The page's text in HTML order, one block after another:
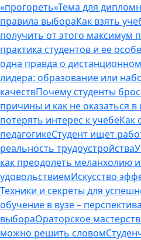
«прогореть»Тема для
правила выбораКак взять
получить от этого максимум
практика студентов и ее
одна правда о
лидера: образование или
качествПочему студенты
причины и как не оказаться в
потерять интерес к учебеКак
педагогикеСтудент ищет
реальность трудоустройства
как преодолеть меланхолию и
удовольствиемИскусство
Техники и секреты для
обучение в вузе –
выбораОраторское
можно решить словом